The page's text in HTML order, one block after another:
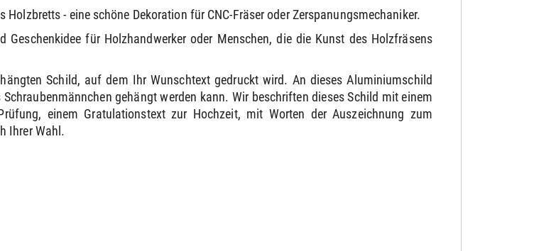
- eine schöne Dekoration für CNC-Fräser oder Zerspanungsmechaniker.
Geschenkidee für Holzhandwerker oder Menschen, die die Kunst des Holzfräsens
Schild, auf dem Ihr Wunschtext gedruckt wird. An dieses Aluminiumschild
gehängt werden kann. Wir beschriften dieses Schild mit einem
einem Gratulationstext zur Hochzeit, mit Worten der Auszeichnung zum
Ihrer Wahl.